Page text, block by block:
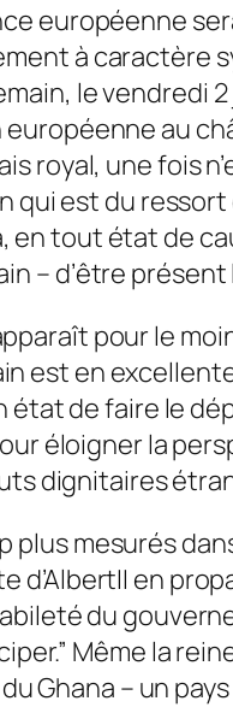
européenne
à caractère
le vendredi
au
royal, une fois
qui est du
tout état de
– d’être
pour le
est en
de faire le
éloigner la
dignitaires
plus mesurés
en
du
Même la
Ghana – un